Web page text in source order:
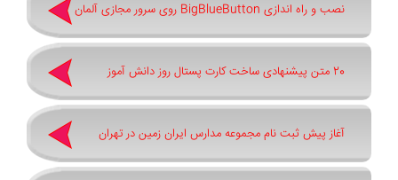
نصب و راه اندازی BigBlueButton روی سرور مجازی آلمان
20 متن پیشنهادی ساخت کارت پستال روز دانش آموز
آغاز پیش ثبت‌ نام مجموعه مدارس ایران زمین در تهران